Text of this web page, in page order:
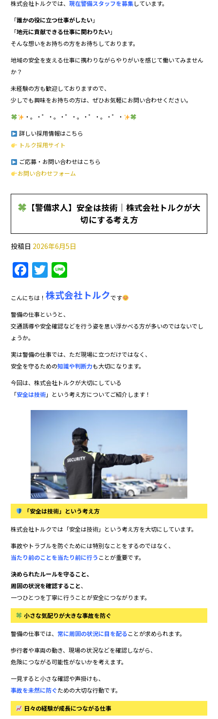
株式会社トルクでは、現在警備スタッフを募集しています。
「誰かの役に立つ仕事がしたい」
「地元に貢献できる仕事に関わりたい」
そんな想いをお持ちの方をお待ちしております。
地域の安全を支える仕事に携わりながらやりがいを感じて働いてみません
か？
未経験の方も歓迎しておりますので、
少しでも興味をお持ちの方は、ぜひお気軽にお問い合わせください。
・。・゜・。・゜・。・゜・。・゜・
詳しい採用情報はこちら
トルク採用サイト
ご応募・お問い合わせはこちら
お問い合わせフォーム
【警備求人】安全は技術｜株式会社トルクが大
切にする考え方
投稿日 2026年6月5日
F
c
e
b
o
o
k
T
w
itt
er
n
e
こんにちは！株式会社トルクです
警備の仕事というと、
交通誘導や安全確認などを行う姿を思い浮かべる方が多いのではないでし
ょうか。
実は警備の仕事では、ただ現場に立つだけではなく、
安全を守るための知識や判断力も大切になります。
今回は、株式会社トルクが大切にしている
「安全は技術」という考え方についてご紹介します！
「安全は技術」という考え方
株式会社トルクでは「安全は技術」という考え方を大切にしています。
事故やトラブルを防ぐためには特別なことをするのではなく、
当たり前のことを当たり前に行う ことが重要です。
決められたルールを守ること、
周囲の状況を確認すること、
一つひとつを丁寧に行うことが安全につながります。
小さな気配りが大きな事故を防ぐ
警備の仕事では、常に周囲の状況に目を配ることが求められます。
歩行者や車両の動き、現場の状況などを確認しながら、
危険につながる可能性がないかを考えます。
一見すると小さな確認や声掛けも、
事故を未然に防ぐための大切な行動です。
日々の経験が成長につながる仕事